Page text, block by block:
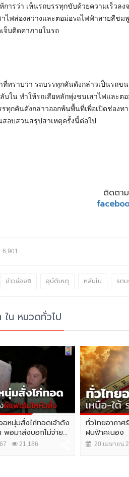
การว่า เห็นรถบรรทุกขับด้วยความเร็วล
าไฟส่องสว่างและตอม่อรถไฟฟ้าสายสีช
จ็บติดคาภายในรถ
ที่ทราบว่า รถบรรทุกคันดังกล่าวเป็นรถข
บใน ทำให้รถเสียหลักพุ่งชนเสาไฟและต
รทุกคันดังกล่าวออกพ้นพื้นที่เพื่อเปิดช่อง
อบสวนสรุปสาเหตุครั้งนี้ต่อไป
ติดตา
6,901
ข่าวช่อง8 อุบัติเหตุ หลับใน รถ
ใน หมวดทั่วไป
อหนุ่มสั่งไก่ทอดเจ้าดัง
อมาส่งบอกไม่จ่าย...
21,186
ทั่วไทยอากาศ
ฝนฟ้าคะนอง
20 เมษายน